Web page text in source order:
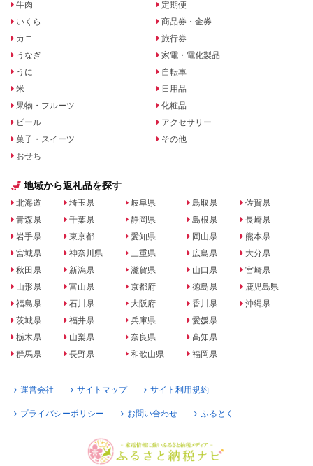
牛肉
いくら
カニ
うなぎ
うに
米
果物・フルーツ
ビール
菓子・スイーツ
おせち
定期便
商品券・金券
旅行券
家電・電化製品
自転車
日用品
化粧品
アクセサリー
その他
地域から返礼品を探す
北海道
青森県
岩手県
宮城県
秋田県
山形県
福島県
茨城県
栃木県
群馬県
埼玉県
千葉県
東京都
神奈川県
新潟県
富山県
石川県
福井県
山梨県
長野県
岐阜県
静岡県
愛知県
三重県
滋賀県
京都府
大阪府
兵庫県
奈良県
和歌山県
鳥取県
島根県
岡山県
広島県
山口県
徳島県
香川県
愛媛県
高知県
福岡県
佐賀県
長崎県
熊本県
大分県
宮崎県
鹿児島県
沖縄県
運営会社 サイトマップ サイト利用規約
プライバシーポリシー お問い合わせ ふるとく